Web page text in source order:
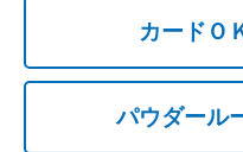
カードＯ
パウダール